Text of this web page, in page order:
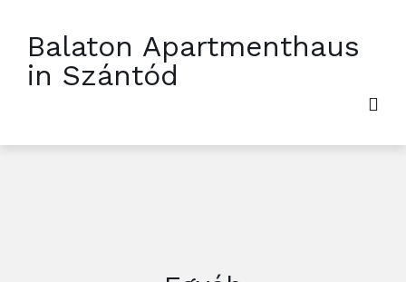
Balaton Apartmenthaus
in Szántód